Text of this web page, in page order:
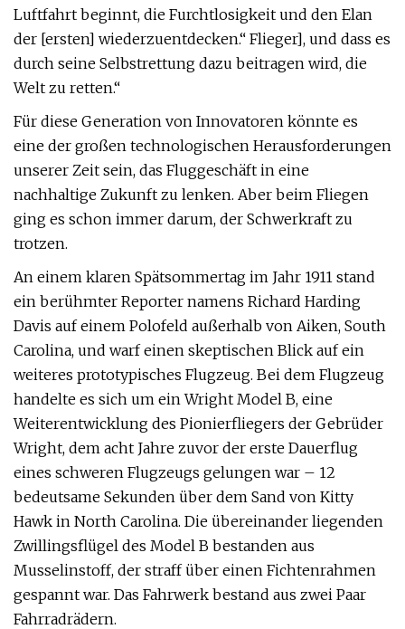
Luftfahrt beginnt, die Furchtlosigkeit und den Elan
der [ersten] wiederzuentdecken.“ Flieger], und dass es
durch seine Selbstrettung dazu beitragen wird, die
Welt zu retten.“
Für diese Generation von Innovatoren könnte es
eine der großen technologischen Herausforderungen
unserer Zeit sein, das Fluggeschäft in eine
nachhaltige Zukunft zu lenken. Aber beim Fliegen
ging es schon immer darum, der Schwerkraft zu
trotzen.
An einem klaren Spätsommertag im Jahr 1911 stand
ein berühmter Reporter namens Richard Harding
Davis auf einem Polofeld außerhalb von Aiken, South
Carolina, und warf einen skeptischen Blick auf ein
weiteres prototypisches Flugzeug. Bei dem Flugzeug
handelte es sich um ein Wright Model B, eine
Weiterentwicklung des Pionierfliegers der Gebrüder
Wright, dem acht Jahre zuvor der erste Dauerflug
eines schweren Flugzeugs gelungen war – 12
bedeutsame Sekunden über dem Sand von Kitty
Hawk in North Carolina. Die übereinander liegenden
Zwillingsflügel des Model B bestanden aus
Musselinstoff, der straff über einen Fichtenrahmen
gespannt war. Das Fahrwerk bestand aus zwei Paar
Fahrradrädern.